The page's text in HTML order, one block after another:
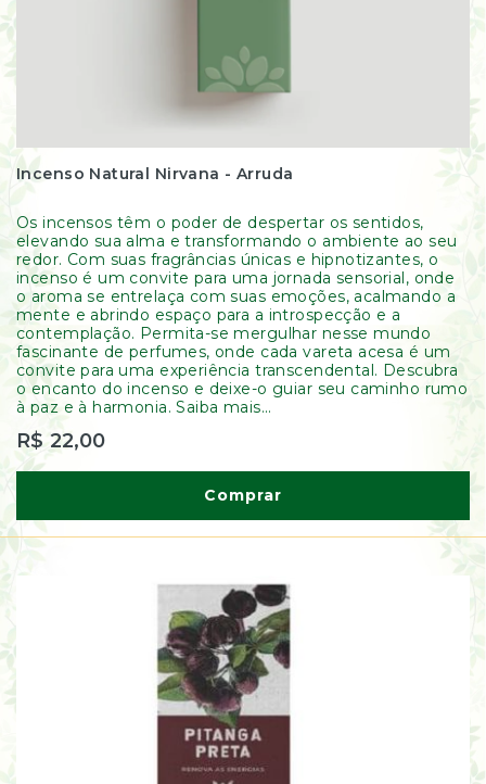
Incenso Natural Nirvana - Arruda
Os incensos têm o poder de despertar os sentidos,
elevando sua alma e transformando o ambiente ao seu
redor. Com suas fragrâncias únicas e hipnotizantes, o
incenso é um convite para uma jornada sensorial, onde
o aroma se entrelaça com suas emoções, acalmando a
mente e abrindo espaço para a introspecção e a
contemplação. Permita-se mergulhar nesse mundo
fascinante de perfumes, onde cada vareta acesa é um
convite para uma experiência transcendental. Descubra
o encanto do incenso e deixe-o guiar seu caminho rumo
à paz e à harmonia. Saiba mais...
R$ 22,00
Comprar